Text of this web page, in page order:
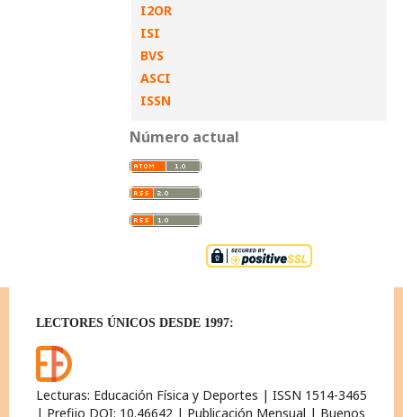
I2OR
ISI
BVS
ASCI
ISSN
Número actual
LECTORES ÚNICOS DESDE 1997:
Lecturas: Educación Física y Deportes | ISSN 1514-3465
| Prefijo DOI: 10.46642 | Publicación Mensual | Buenos